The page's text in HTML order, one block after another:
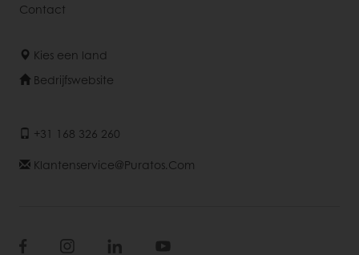
Contact
Kies een land
Bedrijfswebsite
+31 168 326 260
Klantenservice@puratos.com